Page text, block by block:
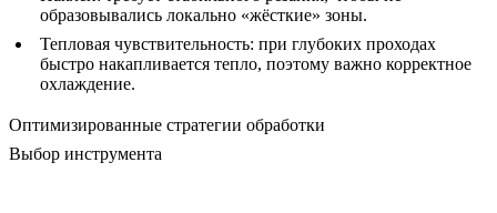
образовывались локально «жёсткие» зоны.
Тепловая чувствительность: при глубоких проходах
быстро накапливается тепло, поэтому важно корректное
охлаждение.
Оптимизированные стратегии обработки
Выбор инструмента